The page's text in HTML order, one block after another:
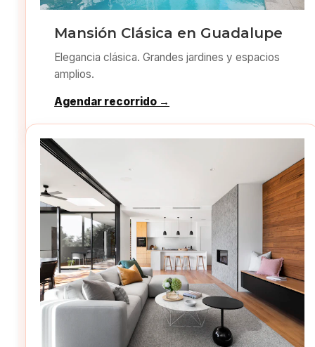
Mansión Clásica en Guadalupe
Elegancia clásica. Grandes jardines y espacios
amplios.
Agendar recorrido →